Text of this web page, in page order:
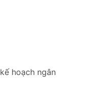
hoạch ngân